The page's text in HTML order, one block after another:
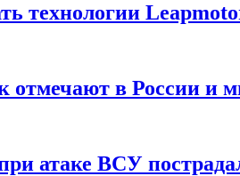
технологии
отмечают в России и
атаке ВСУ